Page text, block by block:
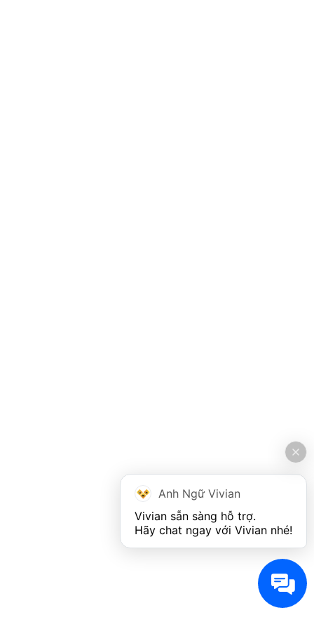
Anh Ngữ Vivian
Vivian sẵn sàng hỗ trợ.
Hãy chat ngay với Vivian nhé!